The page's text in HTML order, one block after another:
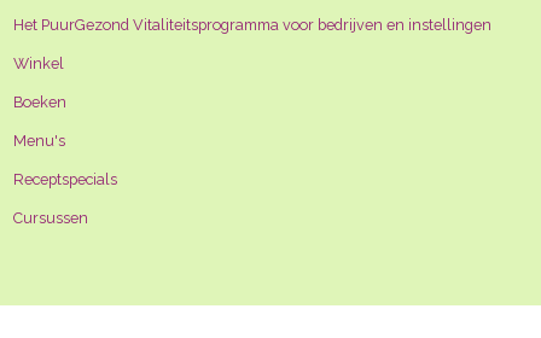
Het PuurGezond Vitaliteitsprogramma voor bedrijven en instellingen
Winkel
Boeken
Menu's
Receptspecials
Cursussen